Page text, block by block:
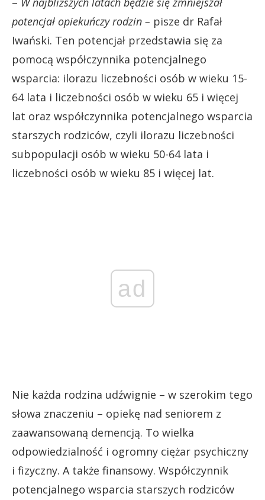
potencjał opiekuńczy rodzin – pisze dr Rafał
Iwański. Ten potencjał przedstawia się za
pomocą współczynnika potencjalnego
wsparcia: ilorazu liczebności osób w wieku 15-
64 lata i liczebności osób w wieku 65 i więcej
lat oraz współczynnika potencjalnego wsparcia
starszych rodziców, czyli ilorazu liczebności
subpopulacji osób w wieku 50-64 lata i
liczebności osób w wieku 85 i więcej lat.
ad
Nie każda rodzina udźwignie – w szerokim tego
słowa znaczeniu – opiekę nad seniorem z
zaawansowaną demencją. To wielka
odpowiedzialność i ogromny ciężar psychiczny
i fizyczny. A także finansowy. Współczynnik
potencjalnego wsparcia starszych rodziców